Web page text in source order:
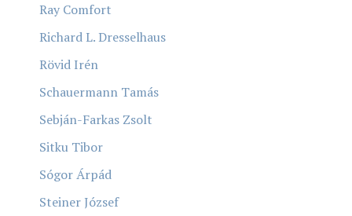
Ray Comfort
Richard L. Dresselhaus
Rövid Irén
Schauermann Tamás
Sebján-Farkas Zsolt
Sitku Tibor
Sógor Árpád
Steiner József